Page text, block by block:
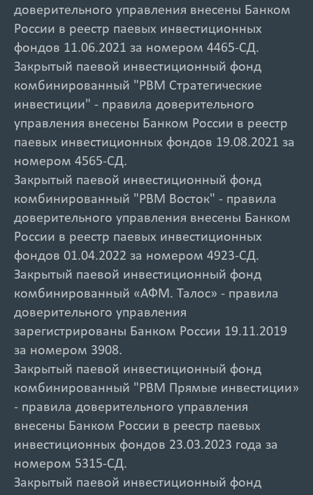
доверительного управления внесены Банком
России в реестр паевых инвестиционных
фондов 11.06.2021 за номером 4465-СД.
Закрытый паевой инвестиционный фонд
комбинированный "РВМ Стратегические
инвестиции" - правила доверительного
управления внесены Банком России в реестр
паевых инвестиционных фондов 19.08.2021 за
номером 4565-СД.
Закрытый паевой инвестиционный фонд
комбинированный "РВМ Восток" - правила
доверительного управления внесены Банком
России в реестр паевых инвестиционных
фондов 01.04.2022 за номером 4923-СД.
Закрытый паевой инвестиционный фонд
комбинированный «АФМ. Талос» - правила
доверительного управления
зарегистрированы Банком России 19.11.2019
за номером 3908.
Закрытый паевой инвестиционный фонд
комбинированный "РВМ Прямые инвестиции»
- правила доверительного управления
внесены Банком России в реестр паевых
инвестиционных фондов 23.03.2023 года за
номером 5315-СД.
Закрытый паевой инвестиционный фонд